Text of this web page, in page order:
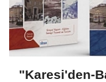
"Karesi'den-